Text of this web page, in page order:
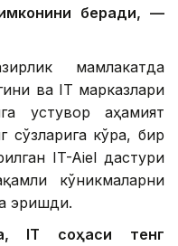
имконини беради, —
мамлакатда
ва IТ марказлари
устувор аҳамият
сўзларига кўра, бир
IT-Aiel дастури
кўникмаларни
эришди.
IТ соҳаси тенг